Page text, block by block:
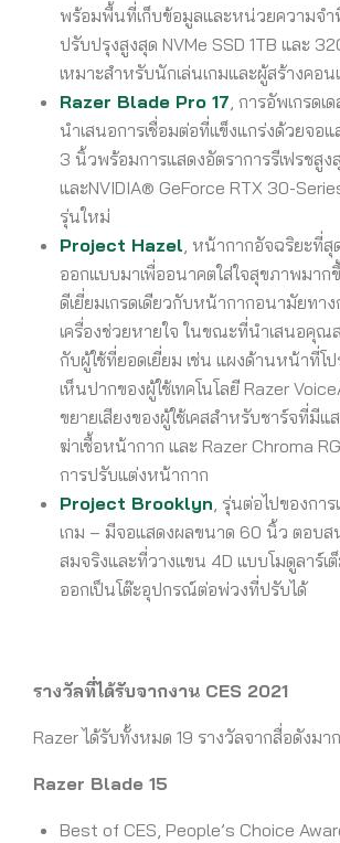
พร้อมพื้นที่เก็บข้อมูลและหน่วยความจำ
ปรับปรุงสูงสุด NVMe SSD 1TB และ
เหมาะสำหรับนักเล่นเกมและผู้สร้างคอน
Razer Blade Pro 17, การอัพเกรด
นำเสนอการเชื่อมต่อที่แข็งแกร่งด้วยจอ
3 นิ้วพร้อมการแสดงอัตราการรีเฟรชสู
และNVIDIA® GeForce RTX 30-
รุ่นใหม่
Project Hazel, หน้ากากอัจฉริยะที่สุ
ออกแบบมาเพื่ออนาคตใส่ใจสุขภาพมา
ดีเยี่ยมเกรดเดียวกับหน้ากากอนามัยทา
เครื่องช่วยหายใจ ในขณะที่นำเสนอคุณ
กับผู้ใช้ที่ยอดเยี่ยม เช่น แผงด้านหน้าที่โป
เห็นปากของผู้ใช้เทคโนโลยี Razer
ขยายเสียงของผู้ใช้เคสสำหรับชาร์จที่มีแ
ฆ่าเชื้อหน้ากาก และ Razer Chroma
การปรับแต่งหน้ากาก
Project Brooklyn, รุ่นต่อไปของการ
เกม – มีจอแสดงผลขนาด 60 นิ้ว ตอบ
สมจริงและที่วางแขน 4D แบบโมดูลาร์เ
ออกเป็นโต๊ะอุปกรณ์ต่อพ่วงที่ปรับได้
รางวัลที่ได้รับจากงาน CES 2021
Razer ได้รับทั้งหมด 19 รางวัลจากสื่อดังมา
Razer Blade 15
Best of CES, People’s Choice